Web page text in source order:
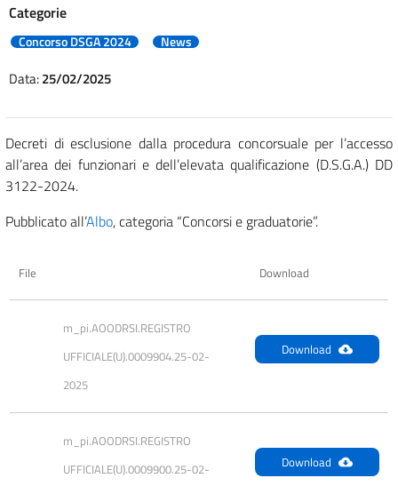
Categorie
Concorso DSGA 2024 News
Data:25/02/2025
Decreti di esclusione dalla procedura concorsuale per l’accesso
all’area dei funzionari e dell’elevata qualificazione (D.S.G.A.) DD
3122-2024.
Pubblicato all’Albo, categoria “Concorsi e graduatorie”.
File Download
m_pi.AOODRSI.REGISTRO
UFFICIALE(U).0009904.25-02-
2025
Download
m_pi.AOODRSI.REGISTRO
UFFICIALE(U).0009900.25-02-
Download